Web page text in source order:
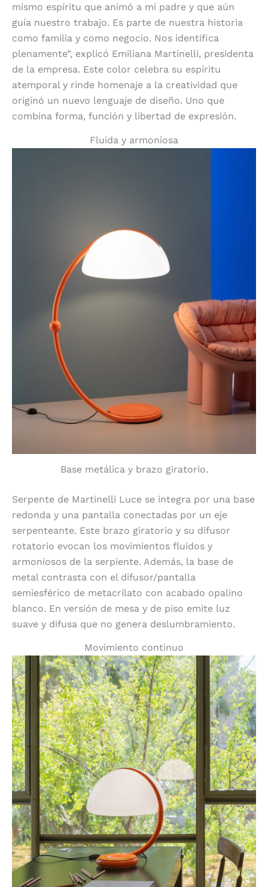
mismo espíritu que animó a mi padre y que aún
guía nuestro trabajo. Es parte de nuestra historia
como familia y como negocio. Nos identifica
plenamente”, explicó Emiliana Martinelli, presidenta
de la empresa. Este color celebra su espíritu
atemporal y rinde homenaje a la creatividad que
originó un nuevo lenguaje de diseño. Uno que
combina forma, función y libertad de expresión.
Fluida y armoniosa
Base metálica y brazo giratorio.
Serpente de Martinelli Luce se integra por una base
redonda y una pantalla conectadas por un eje
serpenteante. Este brazo giratorio y su difusor
rotatorio evocan los movimientos fluidos y
armoniosos de la serpiente. Además, la base de
metal contrasta con el difusor/pantalla
semiesférico de metacrilato con acabado opalino
blanco. En versión de mesa y de piso emite luz
suave y difusa que no genera deslumbramiento.
Movimiento continuo